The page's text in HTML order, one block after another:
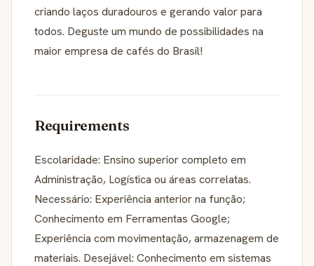
criando laços duradouros e gerando valor para
todos. Deguste um mundo de possibilidades na
maior empresa de cafés do Brasil!
Requirements
Escolaridade: Ensino superior completo em
Administração, Logística ou áreas correlatas.
Necessário: Experiência anterior na função;
Conhecimento em Ferramentas Google;
Experiência com movimentação, armazenagem de
materiais. Desejável: Conhecimento em sistemas